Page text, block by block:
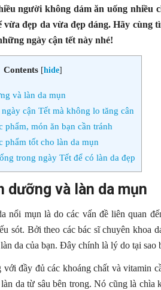
người không dám ăn uống nhiều
đẹp da vừa đẹp dáng. Hãy cùng
ngày cận tết này nhé!
Contents [hide]
và làn da mụn
cận Tết mà không lo tăng cân
phẩm, món ăn bạn cần tránh
phẩm tốt cho làn da mụn
trong ngày Tết để có làn da đẹp
dưỡng và làn da mụn
nổi mụn là do các vấn đề liên quan
sót. Bởi theo các bác sĩ chuyên khoa
da của bạn. Đây chính là lý do tại sao
đầy đủ các khoáng chất và vitamin
da từ sâu bên trong. Nó cũng là chìa